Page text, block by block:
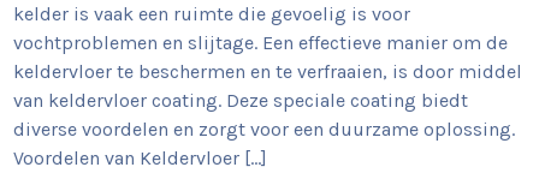
kelder is vaak een ruimte die gevoelig is voor
vochtproblemen en slijtage. Een effectieve manier om de
keldervloer te beschermen en te verfraaien, is door middel
van keldervloer coating. Deze speciale coating biedt
diverse voordelen en zorgt voor een duurzame oplossing.
Voordelen van Keldervloer […]